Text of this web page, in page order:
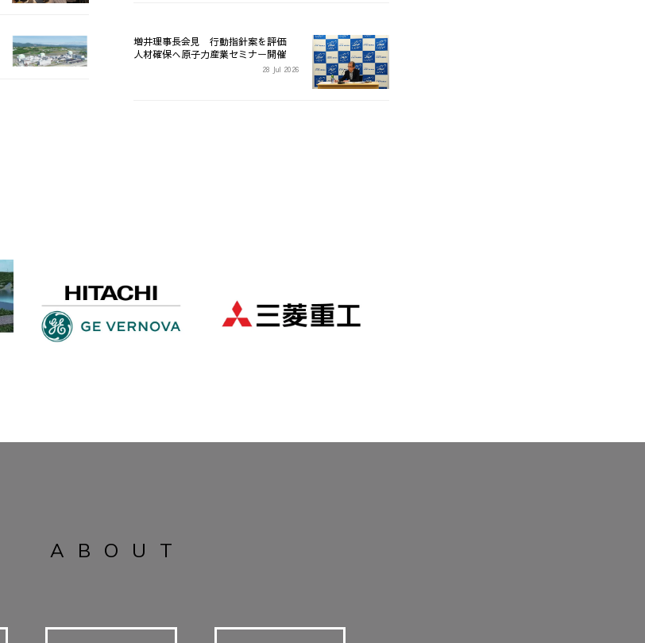
増井理事長会見 行動指針案を評価
人材確保へ原子力産業セミナー開催
28 Jul 2026
ABOUT